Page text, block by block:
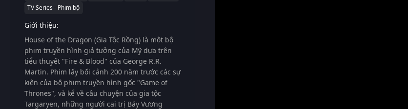
TV Series - Phim bộ
Giới thiệu:
House of the Dragon (Gia Tộc Rồng) là một bộ
phim truyền hình giả tưởng của Mỹ dựa trên
tiểu thuyết "Fire & Blood" của George R.R.
Martin. Phim lấy bối cảnh 200 năm trước các sự
kiện của bộ phim truyền hình gốc "Game of
Thrones", và kể về câu chuyện của gia tộc
Targaryen, những người cai trị Bảy Vương